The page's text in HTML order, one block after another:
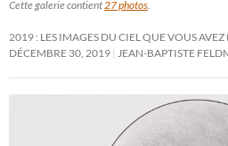
Cette galerie contient27 photos.
2019 : LES IMAGES DU CIEL QUE VOUS
DÉCEMBRE 30, 2019 JEAN-BAPTISTE